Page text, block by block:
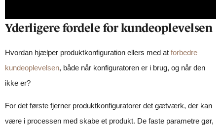
Yderligere fordele for kundeoplevelsen
Hvordan hjælper produktkonfiguration ellers med at forbedre
kundeoplevelsen, både når konfiguratoren er i brug, og når den
ikke er?
For det første fjerner produktkonfiguratorer det gætværk, der kan
være i processen med skabe et produkt. De faste parametre gør,